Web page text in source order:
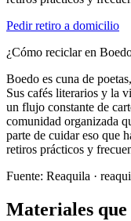
Pedir retiro a domicilio
¿Cómo reciclar en
Boedo es cuna de
Sus cafés literarios y la
un flujo constante de
comunidad organizada
parte de cuidar eso que
retiros prácticos y
Fuente: Reaquila ·
Materiales que